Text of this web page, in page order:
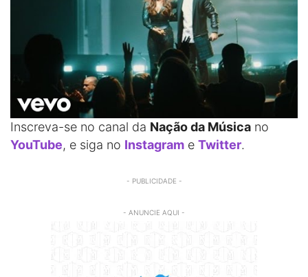
Inscreva-se no canal da Nação da Música no
YouTube, e siga no Instagram e Twitter.
- PUBLICIDADE -
- ANUNCIE AQUI -